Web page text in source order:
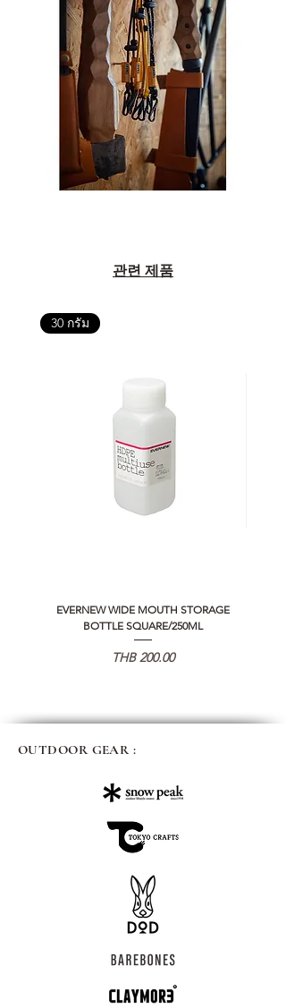
관련 제품
30 กรัม
EVERNEW WIDE MOUTH STORAGE
BOTTLE SQUARE/250ML
가격
THB 200.00
OUTDOOR GEAR :